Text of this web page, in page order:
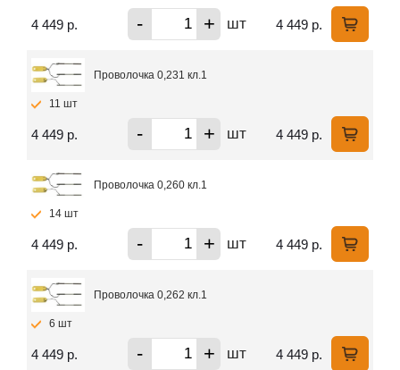
4 449 р. - + шт 4 449 р.
Проволочка 0,231 кл.1
11 шт
4 449 р. - + шт 4 449 р.
Проволочка 0,260 кл.1
14 шт
4 449 р. - + шт 4 449 р.
Проволочка 0,262 кл.1
6 шт
4 449 р. - + шт 4 449 р.